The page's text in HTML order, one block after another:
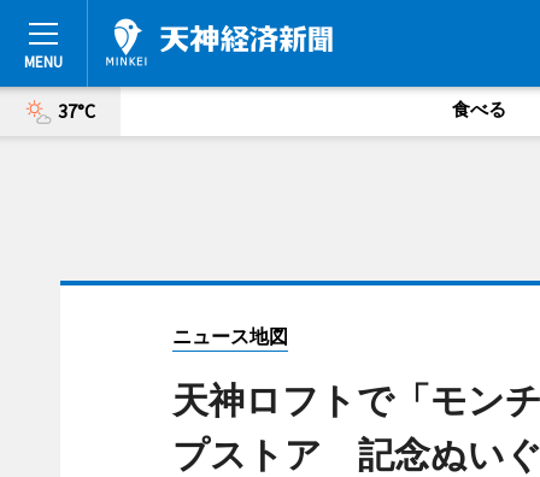
37°C 食べる
ニュース地図
天神ロフトで「モン
プストア 記念ぬい